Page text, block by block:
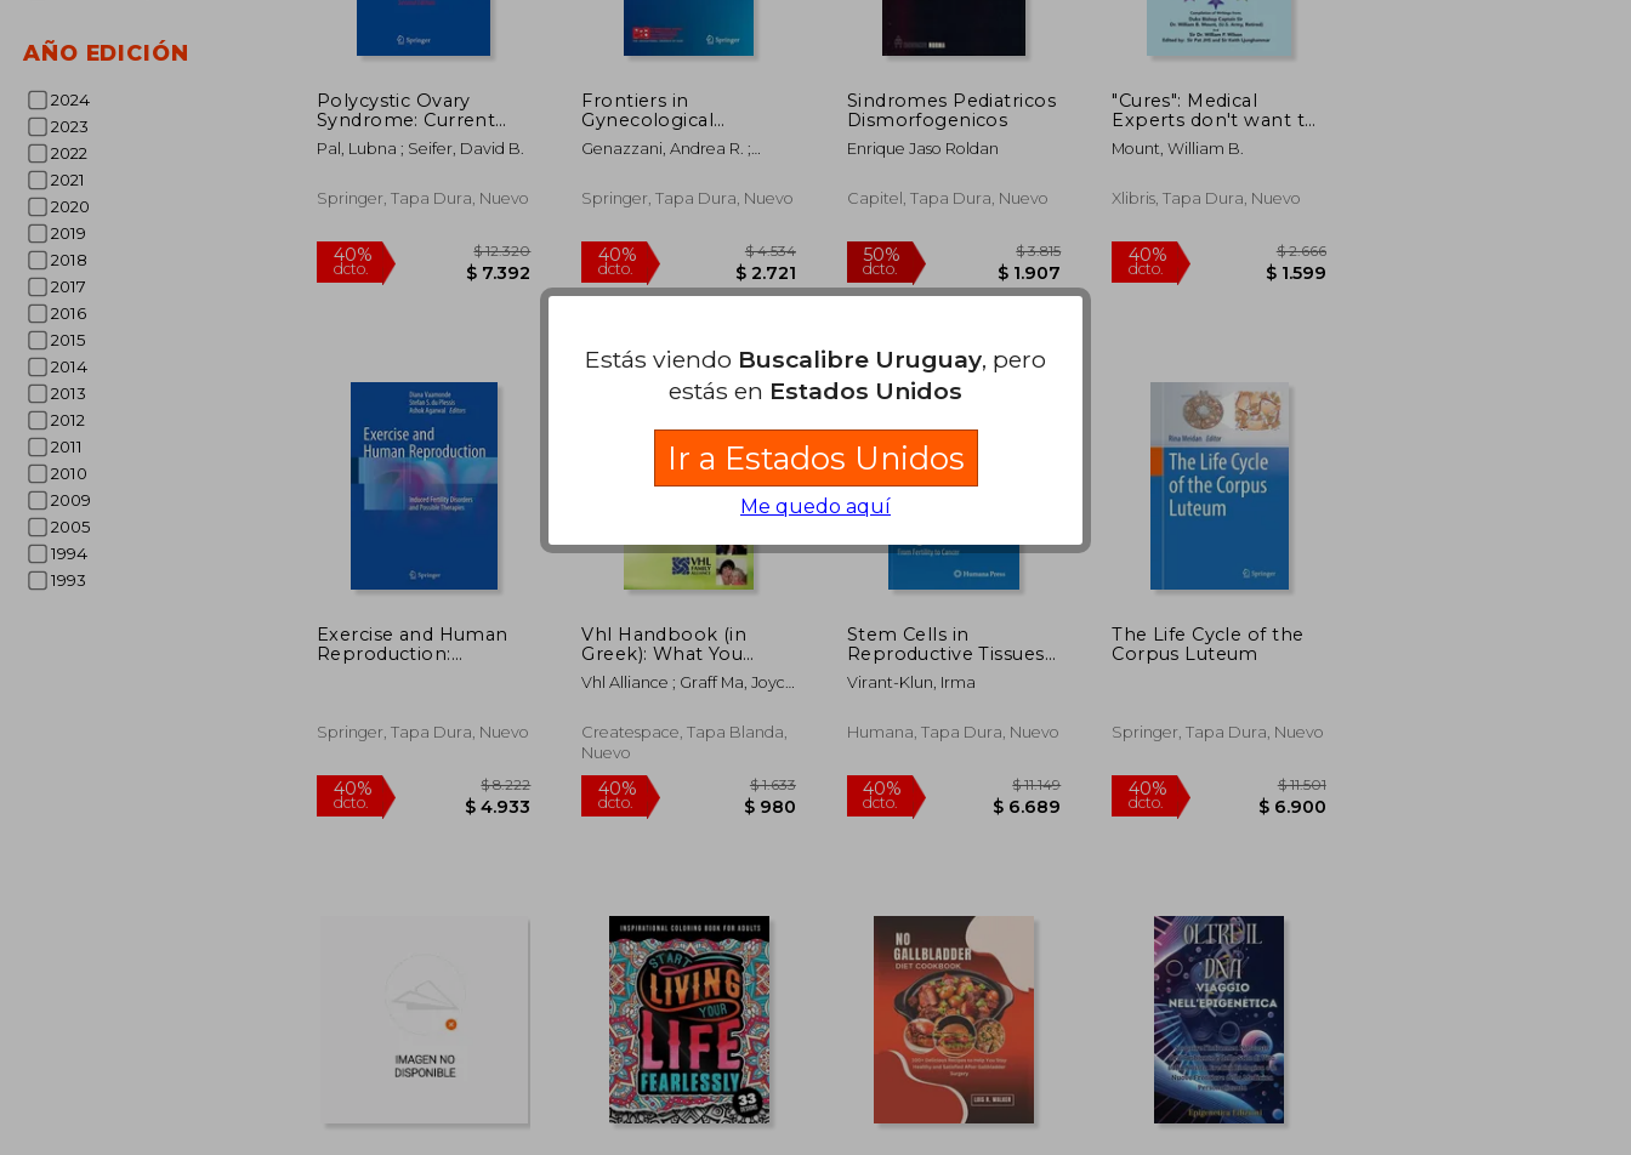
AÑO EDICIÓN
2024
2023
2022
2021
2020
2019
2018
2017
2016
2015
2014
2013
2012
2011
2010
2009
2005
1994
1993
Polycystic Ovary
Syndrome: Current
and Emerging
Concepts (en Inglés)
Pal, Lubna ; Seifer, David B.
Springer, Tapa Dura, Nuevo
$ 7.392
Frontiers in
Gynecological
Endocrinology:
Volume 1: From
Therapies (en Inglés)
Genazzani, Andrea R. ;
Springer, Tapa Dura, Nuevo
dcto. $ 2.721
Sindromes Pediatricos
Dismorfogenicos
Enrique Jaso Roldan
Capitel, Tapa Dura, Nuevo
dcto.
"Cures": Medical
Experts don't want to
admit to (en Inglés)
Mount, William B.
Xlibris, Tapa Dura, Nuevo
Exercise and Human
Reproduction:
Springer, Tapa Dura, Nuevo
40%
Vhl Handbook (in
Greek): What You
Need to Know about
Vhl
Vhl Alliance ; Graff Ma, Joyce
Athina
Createspace, Tapa Blanda,
Nuevo
40% $ 1.633
Stem Cells in
Reproductive Tissues
and Organs: From
Fertility to Cancer (en
Virant-Klun, Irma
Humana, Tapa Dura, Nuevo
40% $ 11.149
The Life Cycle of the
Corpus Luteum
Springer, Tapa Dura, Nuevo
40%
Estás viendo Buscalibre Uruguay, pero
estás en Estados Unidos
Ir a Estados Unidos
Me quedo aquí